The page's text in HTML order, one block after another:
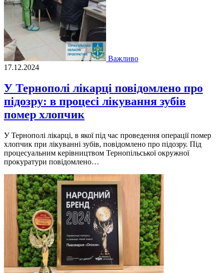
Важливо
17.12.2024
У Тернополі лікарці повідомлено про
підозру: в процесі лікування зубів
помер хлопчик
У Тернополі лікарці, в якої під час проведення операції помер
хлопчик при лікуванні зубів, повідомлено про підозру. Під
процесуальним керівництвом Тернопільської окружної
прокуратури повідомлено…